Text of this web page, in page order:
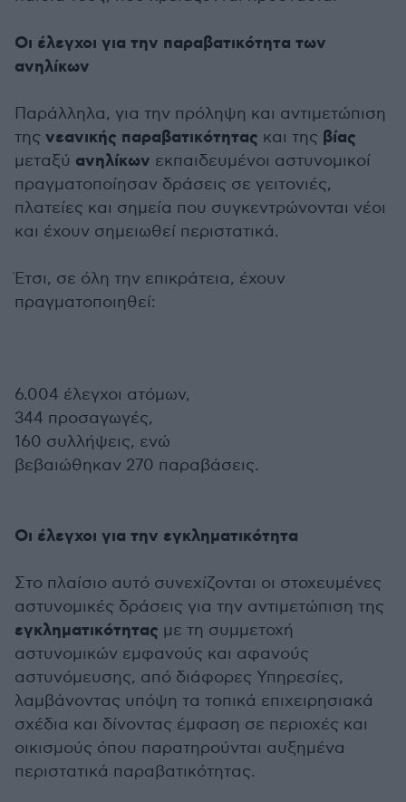
Οι έλεγχοι για την παραβατικότητα των
ανηλίκων
Παράλληλα, για την πρόληψη και αντιμετώπιση
της νεανικής παραβατικότητας και της βίας
μεταξύ ανηλίκων εκπαιδευμένοι αστυνομικοί
πραγματοποίησαν δράσεις σε γειτονιές,
πλατείες και σημεία που συγκεντρώνονται νέοι
και έχουν σημειωθεί περιστατικά.
Έτσι, σε όλη την επικράτεια, έχουν
πραγματοποιηθεί:
6.004 έλεγχοι ατόμων,
344 προσαγωγές,
160 συλλήψεις, ενώ
βεβαιώθηκαν 270 παραβάσεις.
Οι έλεγχοι για την εγκληματικότητα
Στο πλαίσιο αυτό συνεχίζονται οι στοχευμένες
αστυνομικές δράσεις για την αντιμετώπιση της
εγκληματικότητας με τη συμμετοχή
αστυνομικών εμφανούς και αφανούς
αστυνόμευσης, από διάφορες Υπηρεσίες,
λαμβάνοντας υπόψη τα τοπικά επιχειρησιακά
σχέδια και δίνοντας έμφαση σε περιοχές και
οικισμούς όπου παρατηρούνται αυξημένα
περιστατικά παραβατικότητας.